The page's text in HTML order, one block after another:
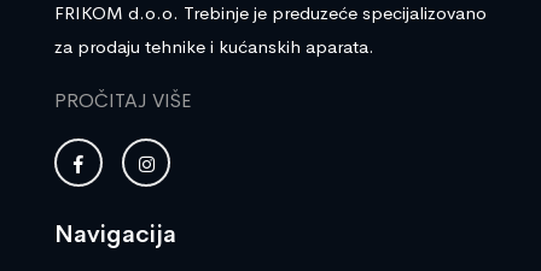
FRIKOM d.o.o. Trebinje je preduzeće specijalizovano
za prodaju tehnike i kućanskih aparata.
PROČITAJ VIŠE
Navigacija